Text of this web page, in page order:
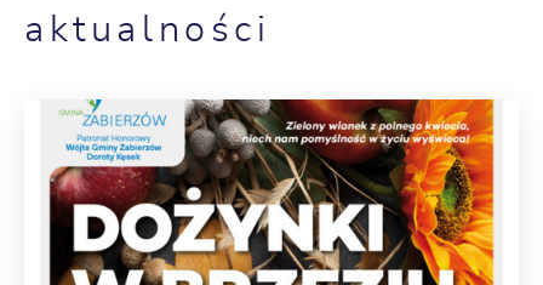
aktualności